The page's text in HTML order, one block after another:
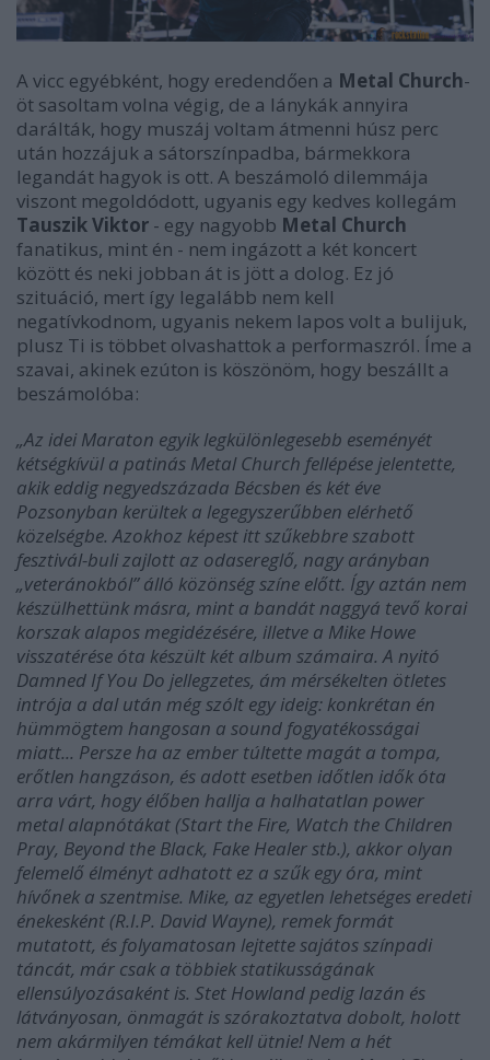
A vicc egyébként, hogy eredendően a Metal Church-
öt sasoltam volna végig, de a lánykák annyira
darálták, hogy muszáj voltam átmenni húsz perc
után hozzájuk a sátorszínpadba, bármekkora
legandát hagyok is ott. A beszámoló dilemmája
viszont megoldódott, ugyanis egy kedves kollegám
Tauszik Viktor - egy nagyobb Metal Church
fanatikus, mint én - nem ingázott a két koncert
között és neki jobban át is jött a dolog. Ez jó
szituáció, mert így legalább nem kell
negatívkodnom, ugyanis nekem lapos volt a bulijuk,
plusz Ti is többet olvashattok a performaszról. Íme a
szavai, akinek ezúton is köszönöm, hogy beszállt a
beszámolóba:
„Az idei Maraton egyik legkülönlegesebb eseményét
kétségkívül a patinás Metal Church fellépése jelentette,
akik eddig negyedszázada Bécsben és két éve
Pozsonyban kerültek a legegyszerűbben elérhető
közelségbe. Azokhoz képest itt szűkebbre szabott
fesztivál-buli zajlott az odasereglő, nagy arányban
„veteránokból” álló közönség színe előtt. Így aztán nem
készülhettünk másra, mint a bandát naggyá tevő korai
korszak alapos megidézésére, illetve a Mike Howe
visszatérése óta készült két album számaira. A nyitó
Damned If You Do jellegzetes, ám mérsékelten ötletes
intrója a dal után még szólt egy ideig: konkrétan én
hümmögtem hangosan a sound fogyatékosságai
miatt... Persze ha az ember túltette magát a tompa,
erőtlen hangzáson, és adott esetben időtlen idők óta
arra várt, hogy élőben hallja a halhatatlan power
metal alapnótákat (Start the Fire, Watch the Children
Pray, Beyond the Black, Fake Healer stb.), akkor olyan
felemelő élményt adhatott ez a szűk egy óra, mint
hívőnek a szentmise. Mike, az egyetlen lehetséges eredeti
énekesként (R.I.P. David Wayne), remek formát
mutatott, és folyamatosan lejtette sajátos színpadi
táncát, már csak a többiek statikusságának
ellensúlyozásaként is. Stet Howland pedig lazán és
látványosan, önmagát is szórakoztatva dobolt, holott
nem akármilyen témákat kell ütnie! Nem a hét